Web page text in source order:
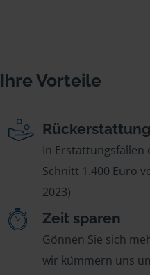
Ihre Vorteile
Rückerstattung
In Erstattungsfällen
Schnitt 1.400 Euro
2023)
Zeit sparen
Gönnen Sie sich
wir kümmern uns